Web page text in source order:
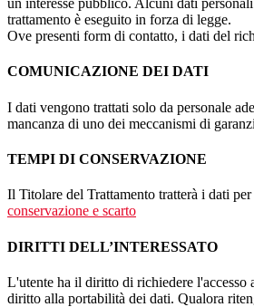
un interesse pubblico. Alcuni dati
trattamento è eseguito in forza di legge.
Ove presenti form di contatto, i dati del
COMUNICAZIONE DEI DATI
I dati vengono trattati solo da personale
mancanza di uno dei meccanismi di
TEMPI DI CONSERVAZIONE
Il Titolare del Trattamento tratterà i dati
conservazione e scarto
DIRITTI DELL’INTERESSATO
L'utente ha il diritto di richiedere l'accesso
diritto alla portabilità dei dati. Qualora